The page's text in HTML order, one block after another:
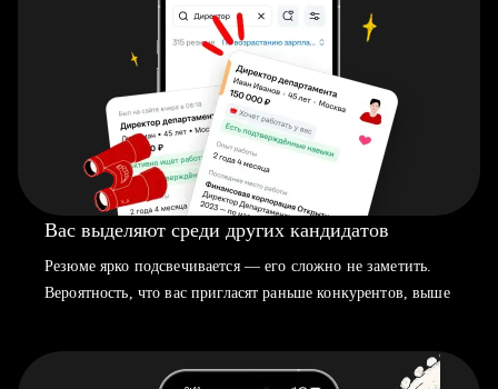
Вас выделяют среди других кандидатов
Резюме ярко подсвечивается — его сложно не заметить.
Вероятность, что вас пригласят раньше конкурентов, выше